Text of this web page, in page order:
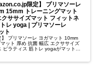
限定】 プリマソーレ
15mm トレーニングマット
クササイズマット フィットネ
レ yoga | プリマソーレ
ト
】 プリマソーレ ヨガマット 10mm
ット 厚め 抗菌 幅広 エクササイズ
ピラティス 筋トレ yogaがマットス